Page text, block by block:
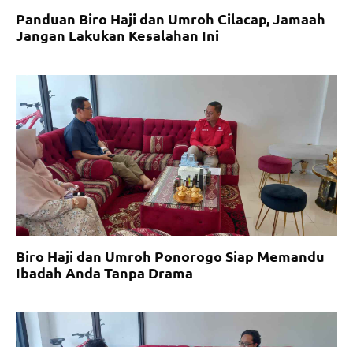
Panduan Biro Haji dan Umroh Cilacap, Jamaah
Jangan Lakukan Kesalahan Ini
Biro Haji dan Umroh Ponorogo Siap Memandu
Ibadah Anda Tanpa Drama